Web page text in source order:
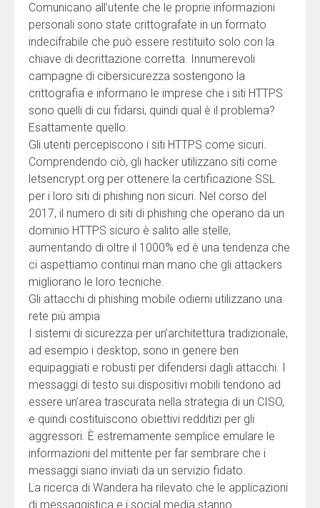
Comunicano all’utente che le proprie informazioni
personali sono state crittografate in un formato
indecifrabile che può essere restituito solo con la
chiave di decrittazione corretta. Innumerevoli
campagne di cibersicurezza sostengono la
crittografia e informano le imprese che i siti HTTPS
sono quelli di cui fidarsi, quindi qual è il problema?
Esattamente quello.
Gli utenti percepiscono i siti HTTPS come sicuri.
Comprendendo ciò, gli hacker utilizzano siti come
letsencrypt.org per ottenere la certificazione SSL
per i loro siti di phishing non sicuri. Nel corso del
2017, il numero di siti di phishing che operano da un
dominio HTTPS sicuro è salito alle stelle,
aumentando di oltre il 1000% ed è una tendenza che
ci aspettiamo continui man mano che gli attackers
migliorano le loro tecniche.
Gli attacchi di phishing mobile odierni utilizzano una
rete più ampia
I sistemi di sicurezza per un’architettura tradizionale,
ad esempio i desktop, sono in genere ben
equipaggiati e robusti per difendersi dagli attacchi. I
messaggi di testo sui dispositivi mobili tendono ad
essere un’area trascurata nella strategia di un CISO,
e quindi costituiscono obiettivi redditizi per gli
aggressori. È estremamente semplice emulare le
informazioni del mittente per far sembrare che i
messaggi siano inviati da un servizio fidato.
La ricerca di Wandera ha rilevato che le applicazioni
di messaggistica e i social media stanno